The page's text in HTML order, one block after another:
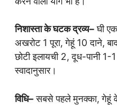
निशास्ता के घटक द्रव्य–घी
अखरोट 1 पूरा, गेहूं 10 दाने,
छोटी इलायची 2, दूध-पानी 1-
स्वादानुसार।
विधि–सबसे पहले मुनक्का, गेहूं के